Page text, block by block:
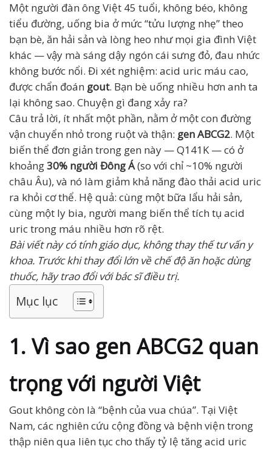
Một người đàn ông Việt 45 tuổi, không béo, không
tiểu đường, uống bia ở mức “tửu lượng nhẹ” theo
bạn bè, ăn hải sản và lòng heo như mọi gia đình Việt
khác — vậy mà sáng dậy ngón cái sưng đỏ, đau nhức
không bước nổi. Đi xét nghiệm: acid uric máu cao,
được chẩn đoán gout. Bạn bè uống nhiều hơn anh ta
lại không sao. Chuyện gì đang xảy ra?
Câu trả lời, ít nhất một phần, nằm ở một con đường
vận chuyển nhỏ trong ruột và thận: gen ABCG2. Một
biến thể đơn giản trong gen này — Q141K — có ở
khoảng30% người Đông Á(so với chỉ ~10% người
châu Âu), và nó làm giảm khả năng đào thải acid uric
ra khỏi cơ thể. Hệ quả: cùng một bữa lẩu hải sản,
cùng một ly bia, người mang biến thể tích tụ acid
uric trong máu nhiều hơn rõ rệt.
Bài viết này có tính giáo dục, không thay thế tư vấn y
khoa. Trước khi thay đổi lớn về chế độ ăn hoặc dùng
thuốc, hãy trao đổi với bác sĩ điều trị.
Mục lục
1. Vì sao gen ABCG2 quan
trọng với người Việt
Gout không còn là “bệnh của vua chúa”. Tại Việt
Nam, các nghiên cứu cộng đồng và bệnh viện trong
thập niên qua liên tục cho thấy tỷ lệ tăng acid uric